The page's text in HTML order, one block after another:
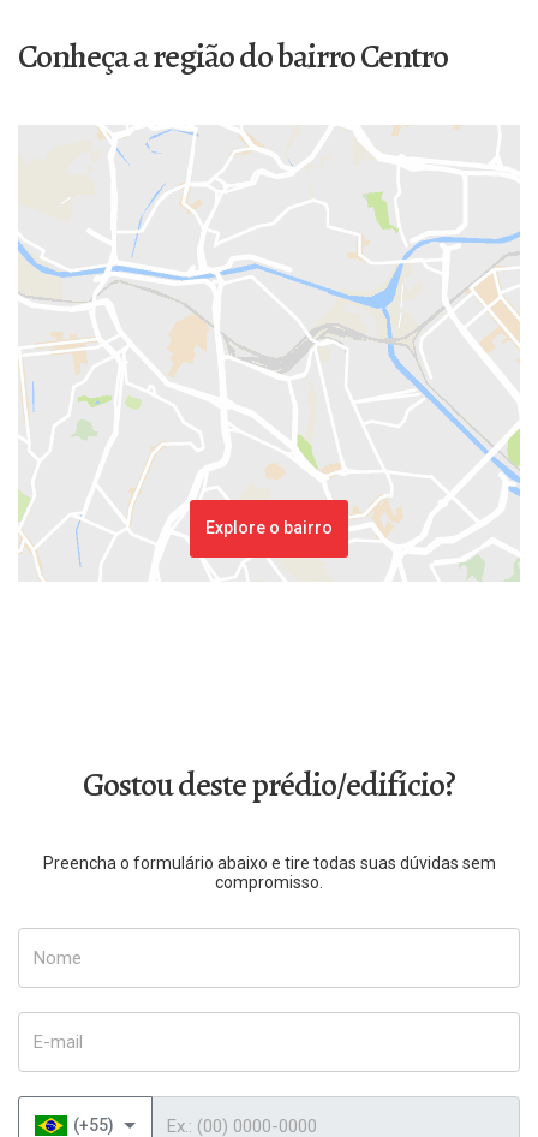
Conheça a região do bairro Centro
Explore o bairro
Gostou deste prédio/edifício?
Preencha o formulário abaixo e tire todas suas dúvidas sem
compromisso.
(+55)